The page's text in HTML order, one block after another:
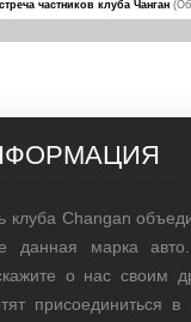
частников клуба Чанган
клуба Changan
данная марка
о нас своим
присоединиться